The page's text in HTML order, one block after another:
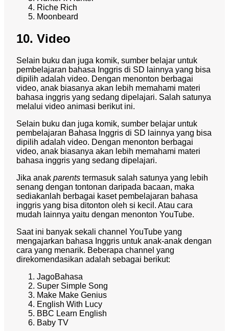
Riche Rich
Moonbeard
10. Video
Selain buku dan juga komik, sumber belajar untuk
pembelajaran bahasa Inggris di SD lainnya yang bisa
dipilih adalah video. Dengan menonton berbagai
video, anak biasanya akan lebih memahami materi
bahasa inggris yang sedang dipelajari. Salah satunya
melalui video animasi berikut ini.
Selain buku dan juga komik, sumber belajar untuk
pembelajaran Bahasa Inggris di SD lainnya yang bisa
dipilih adalah video. Dengan menonton berbagai
video, anak biasanya akan lebih memahami materi
bahasa inggris yang sedang dipelajari.
Jika anak parents termasuk salah satunya yang lebih
senang dengan tontonan daripada bacaan, maka
sediakanlah berbagai kaset pembelajaran bahasa
inggris yang bisa ditonton oleh si kecil. Atau cara
mudah lainnya yaitu dengan menonton YouTube.
Saat ini banyak sekali channel YouTube yang
mengajarkan bahasa Inggris untuk anak-anak dengan
cara yang menarik. Beberapa channel yang
direkomendasikan adalah sebagai berikut:
JagoBahasa
Super Simple Song
Make Make Genius
English With Lucy
BBC Learn English
Baby TV